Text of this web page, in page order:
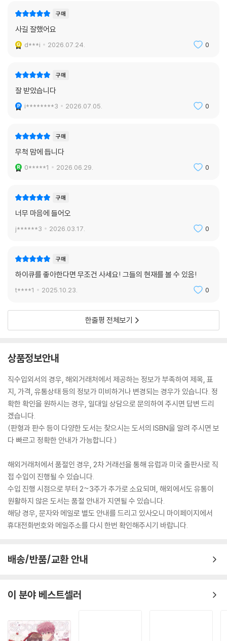
구매
사길 잘했어요
d***i 2026.07.24. 0
구매
잘 받았습니다
i********3 2026.07.05. 0
구매
무척 맘에 듭니다
0*****1 2026.06.29. 0
구매
너무 마음에 들어오
j******3 2026.03.17. 0
구매
하이큐를 좋아한다면 무조건 사세요! 그들의 현재를 볼 수 있음!
t****1 2025.10.23. 0
한줄평 전체보기
상품정보안내
직수입외서의 경우, 해외거래처에서 제공하는 정보가 부족하여 제목, 표
지, 가격, 유통상태 등의 정보가 미비하거나 변경되는 경우가 있습니다. 정
확한 확인을 원하시는 경우, 일대일 상담으로 문의하여 주시면 답변 드리
겠습니다.
(판형과 판수 등이 다양한 도서는 찾으시는 도서의 ISBN을 알려 주시면 보
다 빠르고 정확한 안내가 가능합니다.)
해외거래처에서 품절인 경우, 2차 거래선을 통해 유럽과 미국 출판사로 직
접 수입이 진행될 수 있습니다.
수입 진행 시점으로 부터 2~3주가 추가로 소요되며, 해외에서도 유통이
원활하지 않은 도서는 품절 안내가 지연될 수 있습니다.
해당 경우, 문자와 메일로 별도 안내를 드리고 있사오니 마이페이지에서
휴대전화번호와 메일주소를 다시 한번 확인해주시기 바랍니다.
배송/반품/교환 안내
이 분야 베스트셀러